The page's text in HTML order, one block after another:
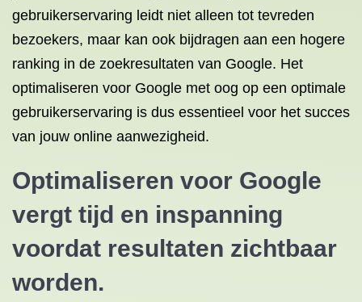
gebruikerservaring leidt niet alleen tot tevreden
bezoekers, maar kan ook bijdragen aan een hogere
ranking in de zoekresultaten van Google. Het
optimaliseren voor Google met oog op een optimale
gebruikerservaring is dus essentieel voor het succes
van jouw online aanwezigheid.
Optimaliseren voor Google
vergt tijd en inspanning
voordat resultaten zichtbaar
worden.